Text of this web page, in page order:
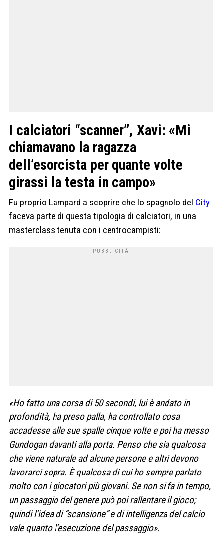
I calciatori “scanner”, Xavi: «Mi
chiamavano la ragazza
dell’esorcista per quante volte
girassi la testa in campo»
Fu proprio Lampard a scoprire che lo spagnolo del City
faceva parte di questa tipologia di calciatori, in una
masterclass tenuta con i centrocampisti:
«Ho fatto una corsa di 50 secondi, lui è andato in
profondità, ha preso palla, ha controllato cosa
accadesse alle sue spalle cinque volte e poi ha messo
Gundogan davanti alla porta. Penso che sia qualcosa
che viene naturale ad alcune persone e altri devono
lavorarci sopra. È qualcosa di cui ho sempre parlato
molto con i giocatori più giovani. Se non si fa in tempo,
un passaggio del genere può poi rallentare il gioco;
quindi l’idea di “scansione” e di intelligenza del calcio
vale quanto l’esecuzione del passaggio».